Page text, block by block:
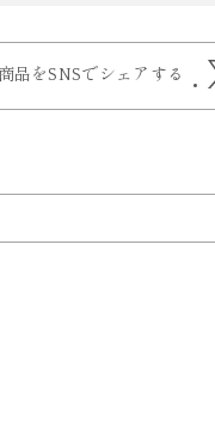
品をSNSでシェアする